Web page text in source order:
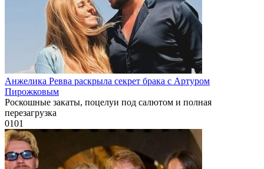
Анжелика Ревва раскрыла секрет брака с Артуром
Пирожковым
Роскошные закаты, поцелуи под салютом и полная
перезагрузка
0101